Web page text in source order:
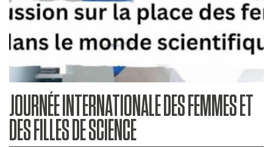
JOURNÉE INTERNATIONALE DES FEMMES ET
DES FILLES DE SCIENCE